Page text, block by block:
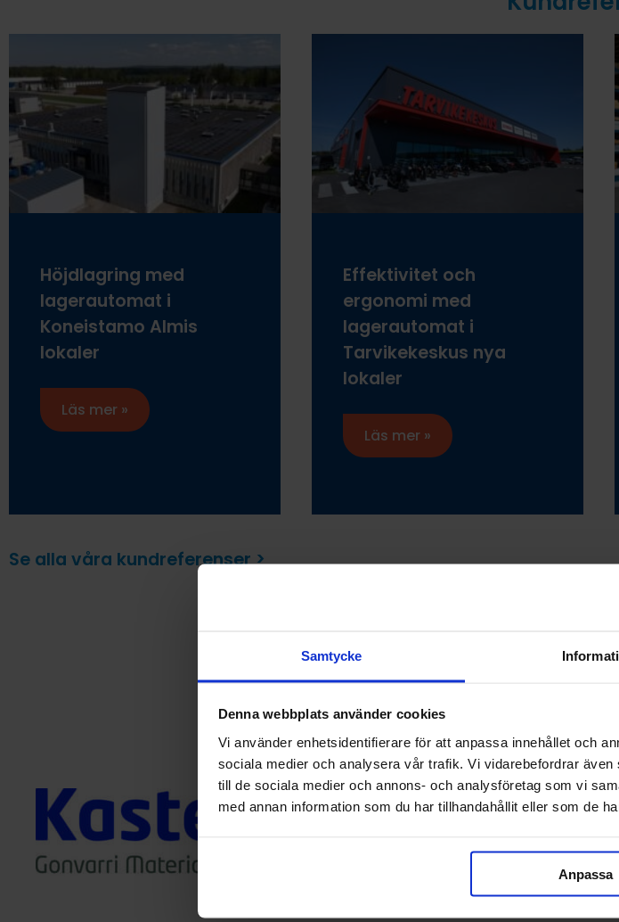
Samtycke
Denna webbplats använder cookies
Vi använder enhetsidentifierare för att anpassa innehållet och
sociala medier och analysera vår trafik. Vi vidarebefordrar
till de sociala medier och annons- och analysföretag som vi
med annan information som du har tillhandahållit eller som de
Anpassa
Höjdlagring med
lagerautomat i
Koneistamo Almis
lokaler
Läs mer »
Effektivitet och
ergonomi med
lagerautomat i
Tarvikekeskus nya
lokaler
Läs mer »
Se alla våra kundreferenser >
Våra huvudpartners